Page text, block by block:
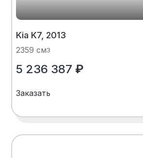
Kia K7, 2013
2359 см3
5 236 387 ₽
Заказать